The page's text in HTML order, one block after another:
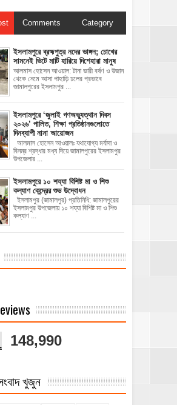
Comments Category
ইসলামপুরে ব্রহ্মপুত্র নদের ভাঙ্গন; চোখের
সামনেই ভিটে মাটি হারিয়ে দিশেহারা মানুষ
আলমাস হোসেন আওয়াল: টানা ভারী বর্ষণ ও উজান
থেকে নেমে আসা পাহাড়ি ঢলের প্রভাবে
জামালপুরের ইসলামপুর ...
‎ইসলামপুরে ‘জুলাই গণঅভ্যুত্থান দিবস
২০২৬’ পালিত, শিক্ষা প্রতিষ্ঠানগুলোতে
দিনব্যাপী নানা আয়োজন
‎​আলমাস হোসেন আওয়ালঃ‎ ‎​যথাযোগ্য মর্যাদা ও
বিনম্র শ্রদ্ধার মধ্য দিয়ে জামালপুরের ইসলামপুর
উপজেলার ...
ইসলামপুরে ১০ শয্যা বিশিষ্ট মা ও শিশু
কল্যাণ কেন্দ্রের শুভ উদ্বোধন
ইসলামপুর (জামালপুর) প্রতিনিধি: জামালপুরের
ইসলামপুর উপজেলায় ১০ শয্যা বিশিষ্ট মা ও শিশু
কল্যাণ ...
148,990
খুজুন